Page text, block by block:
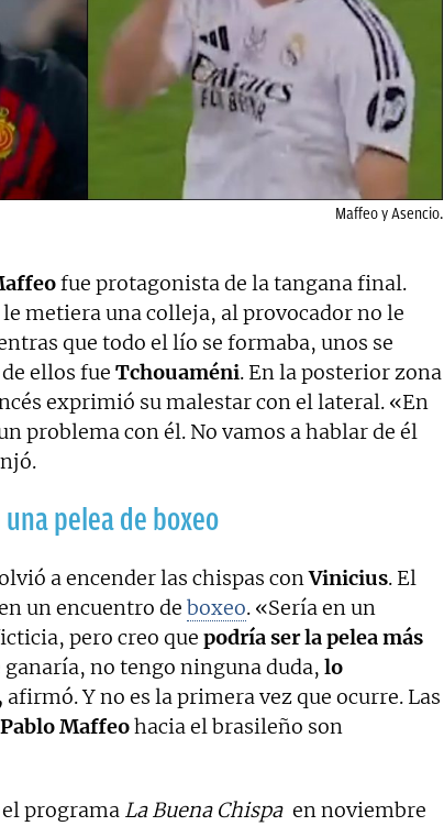
Maffeo y Asencio.
fue protagonista de la tangana final.
le metiera una colleja, al provocador no le
que todo el lío se formaba, unos se
ellos fue Tchouaméni. En la posterior zona
exprimió su malestar con el lateral. «En
problema con él. No vamos a hablar de él
pelea de boxeo
a encender las chispas conVinicius. El
un encuentro de boxeo. «Sería en un
pero creo que podría ser la pelea más
ganaría, no tengo ninguna duda, lo
afirmó. Y no es la primera vez que ocurre. Las
Pablo Maffeohacia el brasileño son
programa La Buena Chispa en noviembre